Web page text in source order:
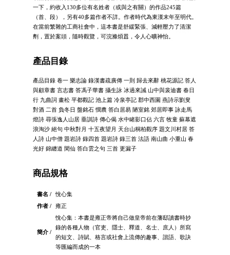
一下，約收入130多位有名姓者（或與之有關）的作品245篇
（首、段），另有40多篇作者不詳。作者時代為東漢末年至明代。
在當前繁雜的工商社會中，這本書是舒緩緊張、減輕壓力了清潔
劑，置於案頭，隨時觀覽，可浣滌煩囂，令人心曠神怡。
產品目錄
產品目錄 卷一 樂志論 錄漢書疏廣傳 一則 歸去來辭 桃花源記 答人
與顧章書 言志書 答馮子華書 攝生詠 冰過來誡 山中與裴迪書 春日
行 九曲詞 畫松 平都觀記 池上篇 冷泉亭記 郡中西園 燕詩示劉叟
對酒 二首 負冬日 盤銘石 憫農 答白居易 陋室銘 郊居即事 詠走馬
燈詩 尋張逸人山居 垂訓詩 傳心偈 水中睹影口佔 六言 牧童 蘇幕遮
浪淘沙 絕句 中秋對月 十五夜望月 天台山桐柏觀序 題文川村居 答
人詩 山中僧 題岩詩 錄四首 題岩詩 錄三首 法語 南山曲 小重山 春
光好 錦纏道 閑仙 答白雲之句 三首 更漏子
商品規格
書名 /
悅心集
作者 /
雍正
簡介 /
悅心集：本書是雍正帝將自己做皇帝前在藩邸讀書時抄
錄的各種人物（官吏、隱士、釋道、名士、庶人）所寫
的短文、詩賦、格言或社會上流傳的趣事、諧語、歌訣
等匯編而成的一本